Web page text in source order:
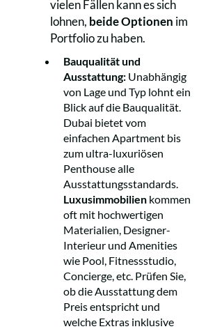
vielen Fällen kann es sich
lohnen, beide Optionen im
Portfolio zu haben.
Bauqualität und
Ausstattung: Unabhängig
von Lage und Typ lohnt ein
Blick auf die Bauqualität.
Dubai bietet vom
einfachen Apartment bis
zum ultra-luxuriösen
Penthouse alle
Ausstattungsstandards.
Luxusimmobilien kommen
oft mit hochwertigen
Materialien, Designer-
Interieur und Amenities
wie Pool, Fitnessstudio,
Concierge, etc. Prüfen Sie,
ob die Ausstattung dem
Preis entspricht und
welche Extras inklusive